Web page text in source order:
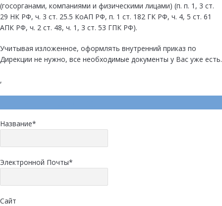
(госорганами, компаниями и физическими лицами) (п. п. 1, 3 ст.
29 НК РФ, ч. 3 ст. 25.5 КоАП РФ, п. 1 ст. 182 ГК РФ, ч. 4, 5 ст. 61
АПК РФ, ч. 2 ст. 48, ч. 1, 3 ст. 53 ГПК РФ).
Учитывая изложенное, оформлять внутренний приказ по
Дирекции не нужно, все необходимые документы у Вас уже есть.
,
Название*
Электронной Почты*
Сайт